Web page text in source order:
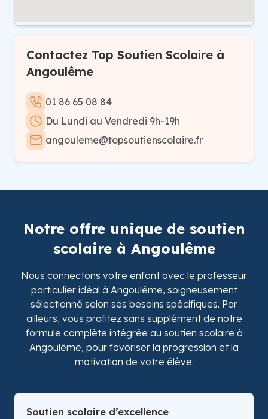
Contactez Top Soutien Scolaire à
Angoulême
01 86 65 08 84
Du Lundi au Vendredi 9h-19h
angouleme@topsoutienscolaire.fr
Notre offre unique de soutien
scolaire à Angoulême
Nous connectons votre enfant avec le professeur
particulier idéal à Angoulême, soigneusement
sélectionné selon ses besoins spécifiques. Par
ailleurs, vous profitez sans supplément de notre
formule complète intégrée au soutien scolaire à
Angoulême, pour favoriser la progression et la
motivation de votre élève.
Soutien scolaire d’excellence